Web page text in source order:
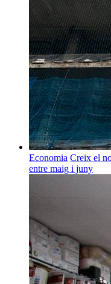
Economia Creix el
entre maig i juny